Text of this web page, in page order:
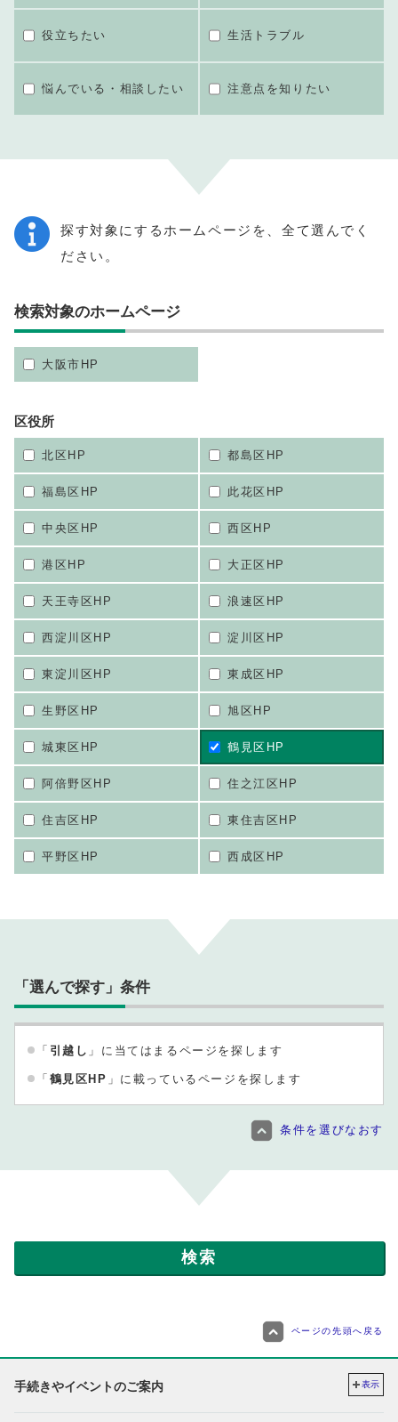
役立ちたい 生活トラブル
悩んでいる・相談したい 注意点を知りたい
探す対象にするホームページを、全て選んでく
ださい。
検索対象のホームページ
大阪市HP
区役所
北区HP 都島区HP
福島区HP 此花区HP
中央区HP 西区HP
港区HP 大正区HP
天王寺区HP 浪速区HP
西淀川区HP 淀川区HP
東淀川区HP 東成区HP
生野区HP 旭区HP
城東区HP 鶴見区HP
阿倍野区HP 住之江区HP
住吉区HP 東住吉区HP
平野区HP 西成区HP
「選んで探す」条件
「 引越し 」に当てはまるページを探します
「 鶴見区HP 」に載っているページを探します
条件を選びなおす
ページの先頭へ戻る
手続きやイベントのご案内 表示